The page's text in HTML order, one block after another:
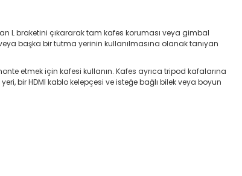
L braketini çıkararak tam kafes koruması veya gimbal
başka bir tutma yerinin kullanılmasına olanak tanıyan
etmek için kafesi kullanın. Kafes ayrıca tripod kafalarına
bir HDMI kablo kelepçesi ve isteğe bağlı bilek veya boyun